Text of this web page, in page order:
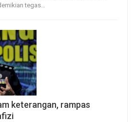
tegas
keterangan, rampas